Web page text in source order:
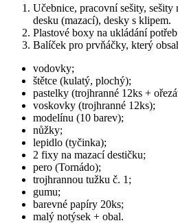
Učebnice, pracovní sešity, sešity
desku (mazací), desky s klipem.
Plastové boxy na ukládání
Balíček pro prvňáčky, který
vodovky;
štětce (kulatý, plochý);
pastelky (trojhranné 12ks +
voskovky (trojhranné 12ks);
modelínu (10 barev);
nůžky;
lepidlo (tyčinka);
2 fixy na mazací destičku;
pero (Tornádo);
trojhrannou tužku č. 1;
gumu;
barevné papíry 20ks;
malý notýsek + obal.